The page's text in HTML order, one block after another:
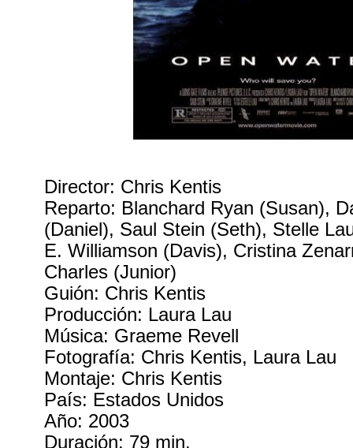
Director: Chris Kentis
Reparto: Blanchard Ryan (Susan),
(Daniel), Saul Stein (Seth), Stelle
E. Williamson (Davis), Cristina
Charles (Junior)
Guión: Chris Kentis
Producción: Laura Lau
Música: Graeme Revell
Fotografía: Chris Kentis, Laura Lau
Montaje: Chris Kentis
País: Estados Unidos
Año: 2003
Duración: 79 min.